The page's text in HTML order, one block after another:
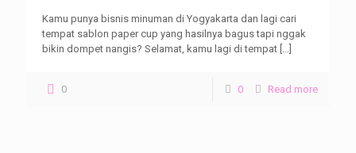
Kamu punya bisnis minuman di Yogyakarta dan lagi cari
tempat sablon paper cup yang hasilnya bagus tapi nggak
bikin dompet nangis? Selamat, kamu lagi di tempat […]
0 0 Read more